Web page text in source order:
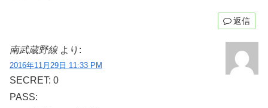
返信
南武蔵野線 より:
2016年11月29日 11:33 PM
SECRET: 0
PASS: